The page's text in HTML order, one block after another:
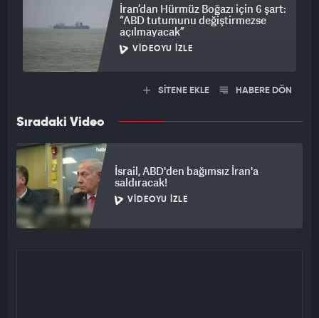
İran’dan Hürmüz Boğazı için 6 şart:
“ABD tutumunu değiştirmezse
açılmayacak”
VIDEOYU İZLE
SİTENE EKLE HABERE DÖN
Sıradaki Video
İsrail, ABD'den bağımsız İran'a
saldıracak!
VIDEOYU İZLE